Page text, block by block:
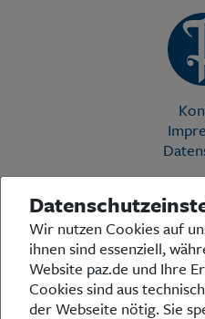
Die Preußische Allgemeine
in der deutschen
über das aktuelle Zeitgeschehen
bezieht zu den grundlegenden
Stellung. In ihrer Arbeit fühlt
preußischen Wertekanon
Wir nutzen Cookies auf
ihnen sind essenziell,
Website paz.de und Ihre
Cookies sind aus
der Webseite nötig. Sie